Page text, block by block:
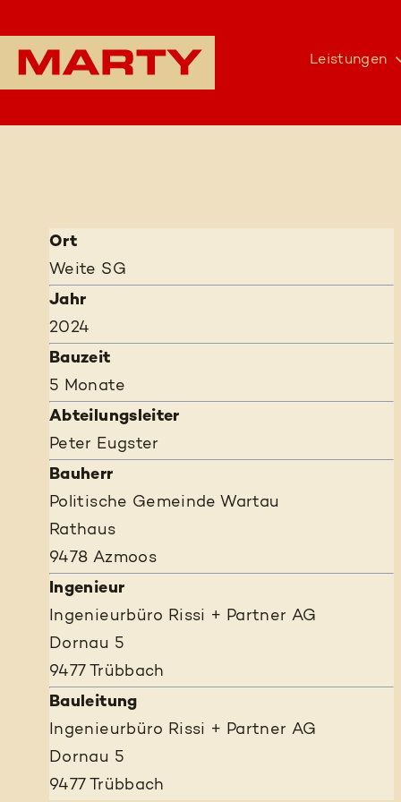
Leistungen
Ort
Weite SG
Jahr
2024
Bauzeit
5 Monate
Abteilungsleiter
Peter Eugster
Bauherr
Politische Gemeinde Wartau
Rathaus
9478 Azmoos
Ingenieur
Ingenieurbüro Rissi + Partner AG
Dornau 5
9477 Trübbach
Bauleitung
Ingenieurbüro Rissi + Partner AG
Dornau 5
9477 Trübbach